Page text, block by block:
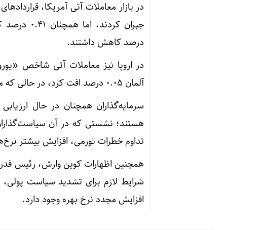
درصد کاهش داشتند.
آلمان ۰.۰۵ درصد افت کرد، در حالی که معاملات آتی شاخص «فوتسی» ۰.۳۷ درصد افزایش یافت.
سرمایه‌گذاران همچنان در حال
هستند؛ نشستی که در آن
تداوم خطرات تورمی، افزایش بیشتر
همچنین اظهارات کوین وارش، رئیس
شرایط لازم برای تشدید سیاست پولی،
افزایش مجدد نرخ بهره وجود دارد.